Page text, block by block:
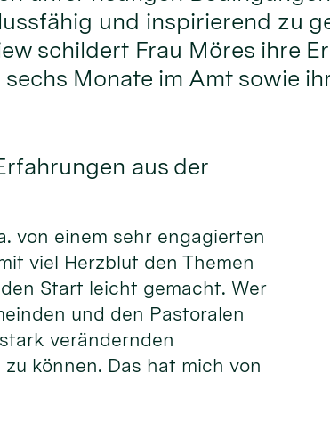
und inspirierend zu
schildert Frau Möres ihre
sechs Monate im Amt sowie
aus der
von einem sehr engagierten
viel Herzblut den Themen
Start leicht gemacht. Wer
und den Pastoralen
verändernden
können. Das hat mich von